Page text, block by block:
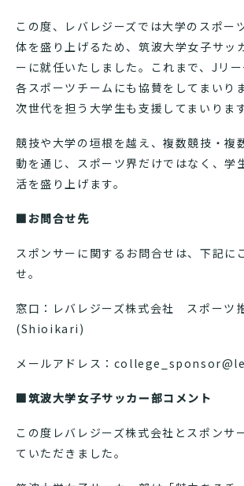
この度、レバレジーズでは大学のスポー
体を盛り上げるため、筑波大学女子サッ
ーに就任いたしました。これまで、Jリ
各スポーツチームにも協賛をしてまいり
次世代を担う大学生も支援してまいります
競技や大学の垣根を越え、複数競技・複
動を通じ、スポーツ界だけではなく、学
活を盛り上げます。
■お問合せ先
スポンサーに関するお問合せは、下記に
せ。
窓口：レバレジーズ株式会社 スポーツ
(Shioikari)
メールアドレス：
■筑波大学女子サッカー部コメント
この度レバレジーズ株式会社とスポンサ
ていただきました。